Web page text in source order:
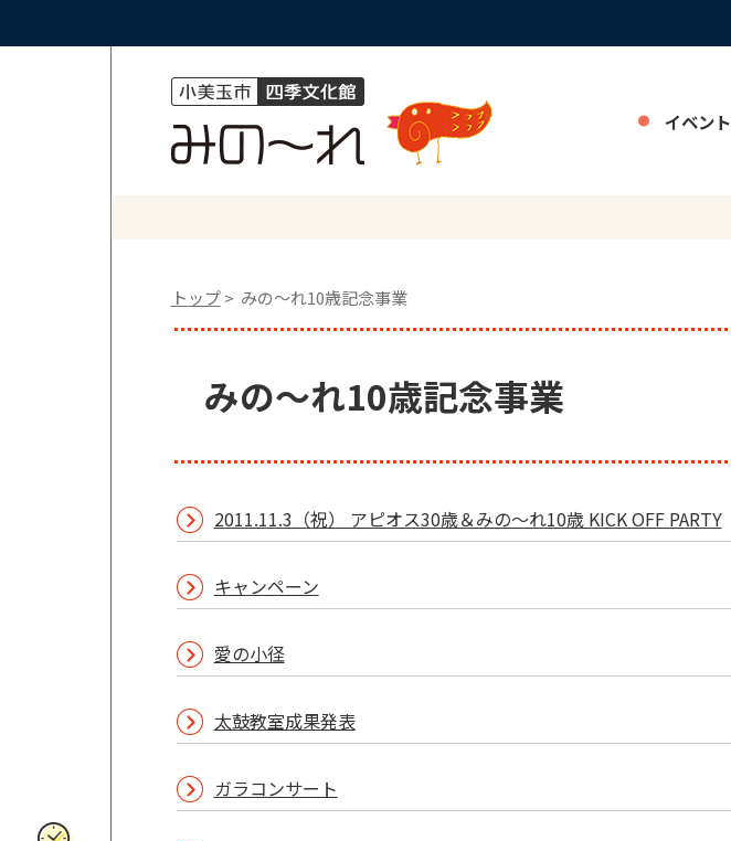
イベント
トップ> みの〜れ10歳記念事業
みの〜れ10歳記念事業
2011.11.3（祝） アピオス30歳＆みの～れ10歳 KICK OFF PARTY
キャンペーン
愛の小径
太鼓教室成果発表
ガラコンサート